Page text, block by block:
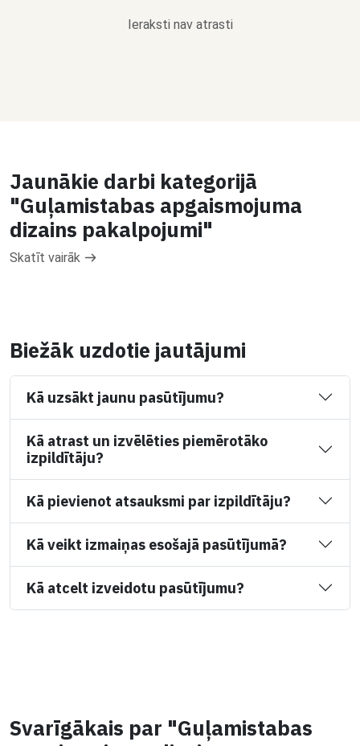
Ieraksti nav atrasti
Jaunākie darbi kategorijā
"Guļamistabas apgaismojuma
dizains pakalpojumi"
Skatīt vairāk
Biežāk uzdotie jautājumi
Kā uzsākt jaunu pasūtījumu?
Kā atrast un izvēlēties piemērotāko
izpildītāju?
Kā pievienot atsauksmi par izpildītāju?
Kā veikt izmaiņas esošajā pasūtījumā?
Kā atcelt izveidotu pasūtījumu?
Svarīgākais par "Guļamistabas